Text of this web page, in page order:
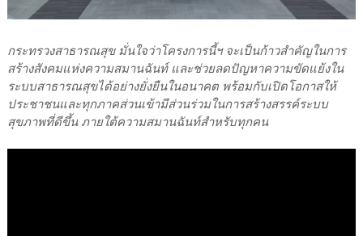
กระทรวงสาธารณสุข มั่นใจว่าโครงการนี้ฯ จะเป็นก้าวสำคัญในการ
สร้างสังคมแห่งความสมานฉันท์ และช่วยลดปัญหาความขัดแย้งใน
ระบบสาธารณสุขได้อย่างยั่งยืนในอนาคต พร้อมกับเปิดโอกาสให้
ประชาชนและทุกภาคส่วนเข้ามีส่วนร่วมในการสร้างสรรค์ระบบ
สุขภาพที่ดีขึ้น ภายใต้ความสมานฉันท์สำหรับทุกคน